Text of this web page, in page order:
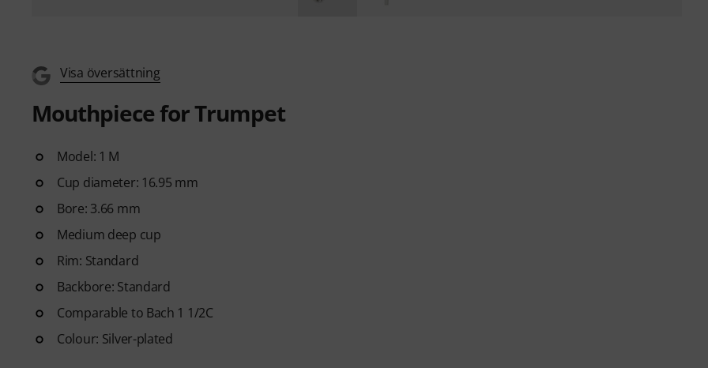
Visa översättning
Mouthpiece for Trumpet
Model: 1 M
Cup diameter: 16.95 mm
Bore: 3.66 mm
Medium deep cup
Rim: Standard
Backbore: Standard
Comparable to Bach 1 1/2C
Colour: Silver-plated